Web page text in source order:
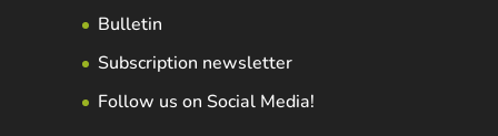
Bulletin
Subscription newsletter
Follow us on Social Media!